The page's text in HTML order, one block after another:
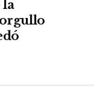
la